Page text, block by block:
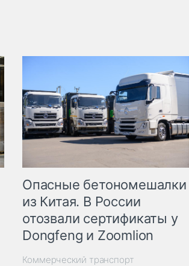
Опасные бетономешалки
из Китая. В России
отозвали сертификаты у
Dongfeng и Zoomlion
Коммерческий транспорт